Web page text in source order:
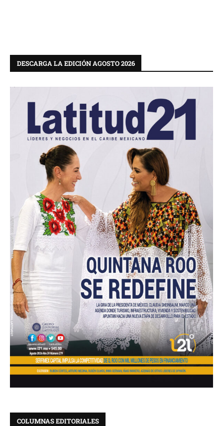
DESCARGA LA EDICIÓN AGOSTO 2026
COLUMNAS EDITORIALES